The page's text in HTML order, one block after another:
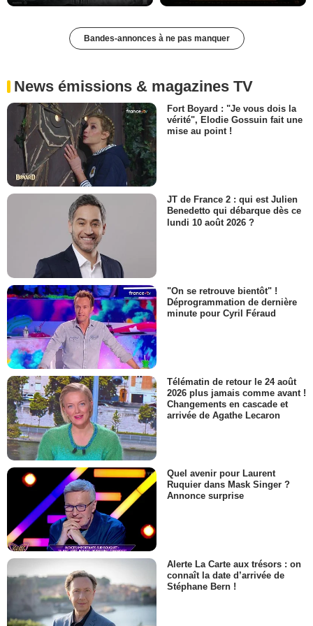
Bandes-annonces à ne pas manquer
News émissions & magazines TV
Fort Boyard : "Je vous dois la
vérité", Elodie Gossuin fait une
mise au point !
JT de France 2 : qui est Julien
Benedetto qui débarque dès ce
lundi 10 août 2026 ?
"On se retrouve bientôt" !
Déprogrammation de dernière
minute pour Cyril Féraud
Télématin de retour le 24 août
2026 plus jamais comme avant !
Changements en cascade et
arrivée de Agathe Lecaron
Quel avenir pour Laurent
Ruquier dans Mask Singer ?
Annonce surprise
Alerte La Carte aux trésors : on
connaît la date d’arrivée de
Stéphane Bern !